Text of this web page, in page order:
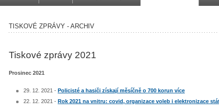
TISKOVÉ ZPRÁVY - ARCHIV
Tiskové zprávy 2021
Prosinec 2021
29. 12. 2021 - Policisté a hasiči získají měsíčně o 700 korun více
22. 12. 2021 - Rok 2021 na vnitru: covid, organizace voleb i elektronizace